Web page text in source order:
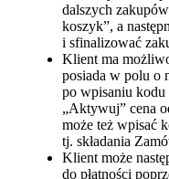
dalszych
koszyk”, a
i sfinalizować
Klient ma
posiada w polu o
po wpisaniu
„Aktywuj” cena
może też wpisać
tj. składania
Klient może
do płatności